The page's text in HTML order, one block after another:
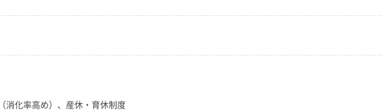
消化率高め）、産休・育休制度